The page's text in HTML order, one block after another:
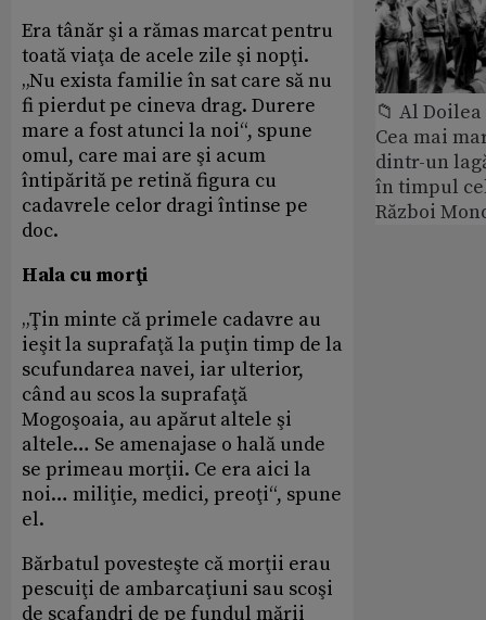
Era tânăr şi a rămas marcat pentru
toată viaţa de acele zile şi nopţi.
„Nu exista familie în sat care să nu
fi pierdut pe cineva drag. Durere
mare a fost atunci la noi“, spune
omul, care mai are şi acum
întipărită pe retină figura cu
cadavrele celor dragi întinse pe
doc.
Hala cu morţi
„Ţin minte că primele cadavre au
ieşit la suprafaţă la puţin timp de la
scufundarea navei, iar ulterior,
când au scos la suprafaţă
Mogoşoaia, au apărut altele şi
altele… Se amenajase o hală unde
se primeau morţii. Ce era aici la
noi… miliţie, medici, preoţi“, spune
el.
Bărbatul povesteşte că morţii erau
pescuiţi de ambarcaţiuni sau scoşi
de scafandri de pe fundul mării
📁 Al
Cea mai
dintr-un
în timpul
Război